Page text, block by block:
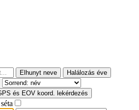
Elhunyt neve
Halálozás éve
és EOV koord. lekérdezés